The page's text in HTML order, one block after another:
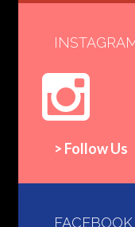
> Follow Us
FACEBOOK